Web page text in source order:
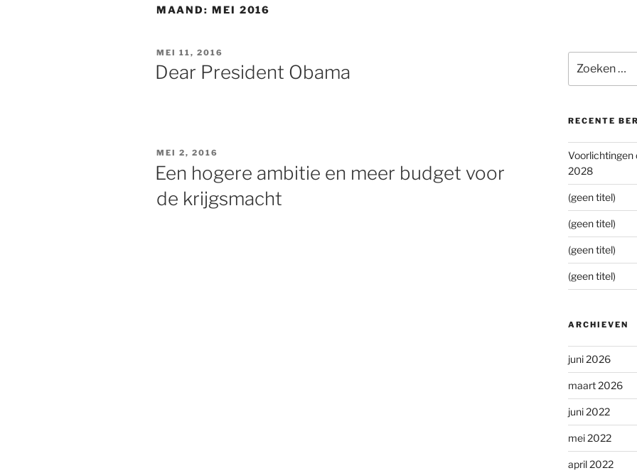
MAAND: MEI 2016
GEPLAATST
OP
MEI 11, 2016
Dear President Obama
GEPLAATST
OP
MEI 2, 2016
Een hogere ambitie en meer budget voor
de krijgsmacht
naar:
RECENTE
Voorlichtingen
2028
(geen titel)
(geen titel)
(geen titel)
(geen titel)
ARCHIEVEN
juni 2026
maart 2026
juni 2022
mei 2022
april 2022